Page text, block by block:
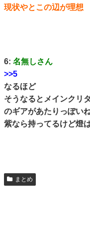
現状やとこの辺が理想
6: 名無しさん
>>5
なるほど
そうなるとメインクリ
のギアがあたりっぽいね
紫なら持ってるけど燈
まとめ